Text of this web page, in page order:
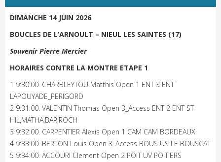
DIMANCHE 14 JUIN 2026
BOUCLES DE L’ARNOULT – NIEUL LES SAINTES (17)
Souvenir Pierre Mercier
HORAIRES CONTRE LA MONTRE ETAPE 1
1 9:30:00. CHARBLEYTOU Matthis Open 1 ENT 3 ENT
LAPOUYADE_PERIGORD
2 9:31:00. VALENTIN Thomas Open 3_Access ENT 2 ENT ST-
HIL,MATHA,BAR,ROCH
3 9:32:00. CARPENTIER Alexis Open 1 CAM CAM BORDEAUX
4 9:33:00. BERTON Louis Open 3_Access BOUS US LE BOUSCAT
5 9:34:00. ACCOURI Clement Open 2 POIT UV POITIERS